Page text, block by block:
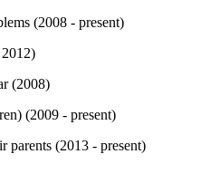
(2008 - present)
(2008)
(2009 - present)
parents (2013 - present)